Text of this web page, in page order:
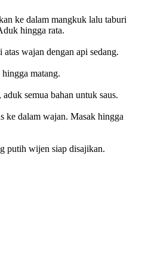
ke dalam mangkuk lalu taburi
hingga rata.
wajan dengan api sedang.
matang.
semua bahan untuk saus.
ke dalam wajan. Masak hingga
putih wijen siap disajikan.